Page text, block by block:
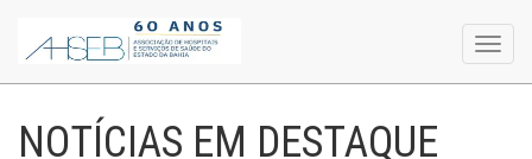
NOTÍCIAS EM DESTAQUE